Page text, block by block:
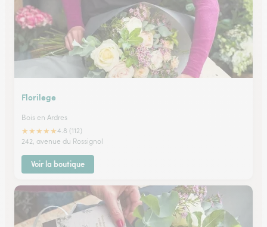
Florilege
Bois en Ardres
★★★★★4.8 (112)
242, avenue du Rossignol
Voir la boutique